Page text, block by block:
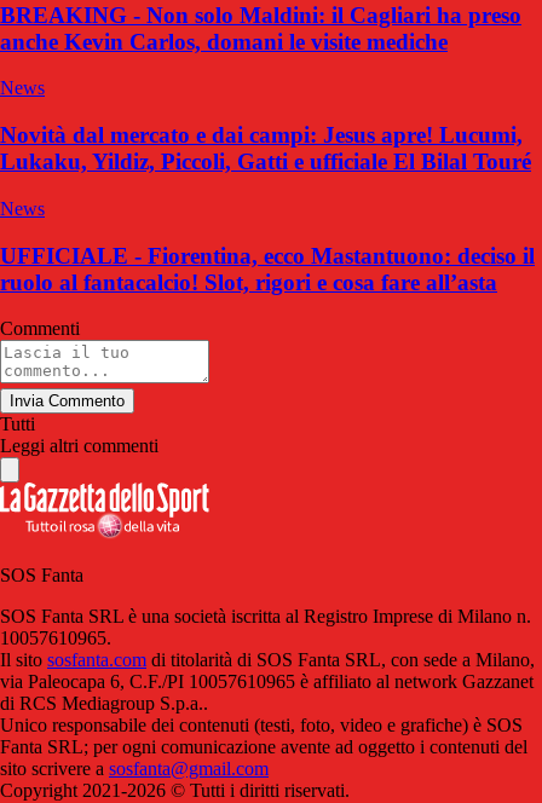
BREAKING - Non solo Maldini: il Cagliari ha preso
anche Kevin Carlos, domani le visite mediche
News
Novità dal mercato e dai campi: Jesus apre! Lucumi,
Lukaku, Yildiz, Piccoli, Gatti e ufficiale El Bilal Touré
News
UFFICIALE - Fiorentina, ecco Mastantuono: deciso il
ruolo al fantacalcio! Slot, rigori e cosa fare all’asta
Commenti
Invia Commento
Tutti
Leggi altri commenti
SOS Fanta
SOS Fanta SRL è una società iscritta al Registro Imprese di Milano n.
10057610965.
Il sito sosfanta.com di titolarità di SOS Fanta SRL, con sede a Milano,
via Paleocapa 6, C.F./PI 10057610965 è affiliato al network Gazzanet
di RCS Mediagroup S.p.a..
Unico responsabile dei contenuti (testi, foto, video e grafiche) è SOS
Fanta SRL; per ogni comunicazione avente ad oggetto i contenuti del
sito scrivere a sosfanta@gmail.com
Copyright 2021-2026 © Tutti i diritti riservati.